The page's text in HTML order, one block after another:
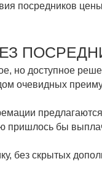
посредников
но доступное
очевидных
пришлось бы
без скрытых